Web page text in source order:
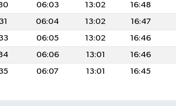
06:03 13:02 16:48
06:04 13:02 16:47
06:05 13:02 16:46
06:06 13:01 16:46
06:07 13:01 16:45